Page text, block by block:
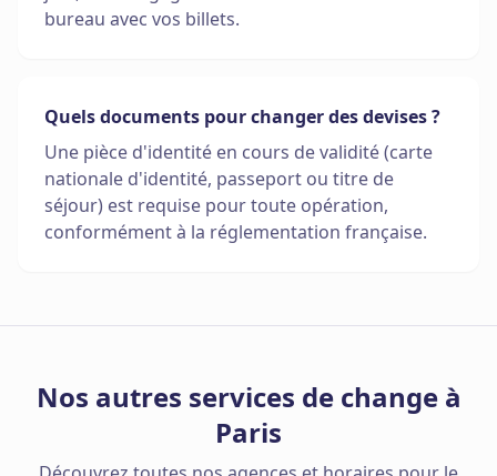
bureau avec vos billets.
Quels documents pour changer des devises ?
Une pièce d'identité en cours de validité (carte
nationale d'identité, passeport ou titre de
séjour) est requise pour toute opération,
conformément à la réglementation française.
Nos autres services de change à
Paris